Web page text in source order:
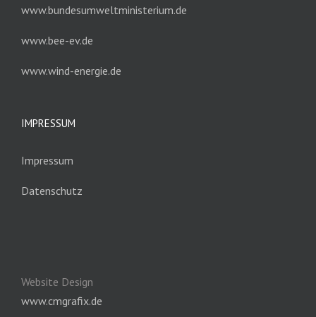
www.bundesumweltministerium.de
www.bee-ev.de
www.wind-energie.de
IMPRESSUM
Impressum
Datenschutz
Website Design
www.cmgrafix.de